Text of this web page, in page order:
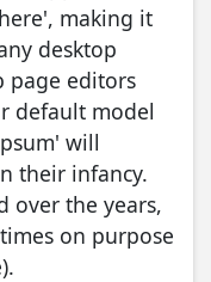
making it
desktop
page editors
default model
will
their infancy.
over the years,
on purpose